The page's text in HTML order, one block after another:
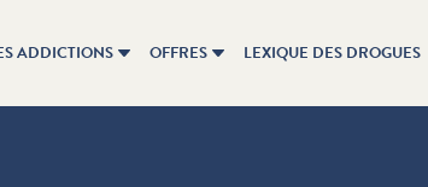
ADDICTIONS OFFRES LEXIQUE DES DROGUES